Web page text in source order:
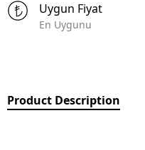
Uygun Fiyat
En Uygunu
Product Description